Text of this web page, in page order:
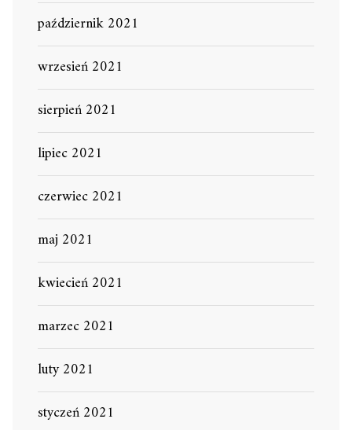
październik 2021
wrzesień 2021
sierpień 2021
lipiec 2021
czerwiec 2021
maj 2021
kwiecień 2021
marzec 2021
luty 2021
styczeń 2021